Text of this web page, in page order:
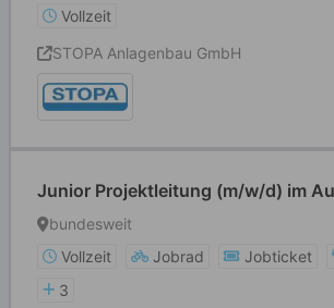
Vollzeit
STOPA Anlagenbau GmbH
Junior Projektleitung (m/w/d) im
bundesweit
Vollzeit
Jobrad Jobticket
3